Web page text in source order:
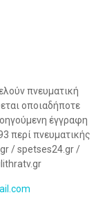
πνευματική
οποιαδήποτε
έγγραφη
περί πνευματικής
/ spetses24.gr /